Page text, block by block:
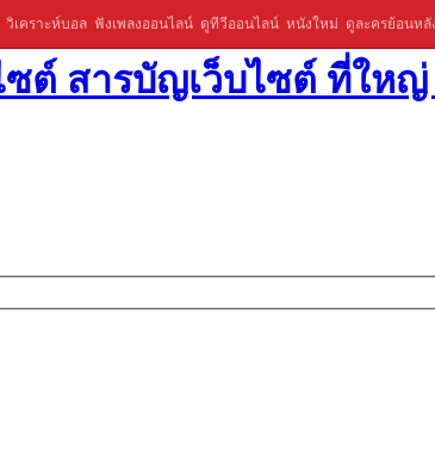
วิเคราะห์บอล ฟังเพลงออนไลน์ ดูทีวีออนไลน์ หนังใหม่ ดูละครย้อนหลั
ต์ สารบัญเว็บไซต์ ที่ให